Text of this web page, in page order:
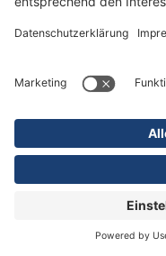
erhalten Sie im
Wir wünschen Ihnen
ZU